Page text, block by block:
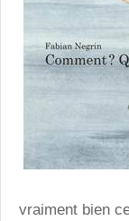
vraiment bien